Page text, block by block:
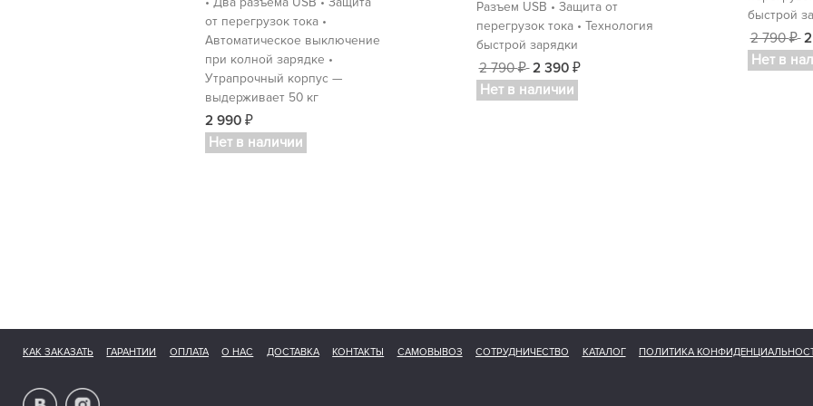
от перегрузок тока •
Автоматическое выключение
при колной зарядке •
Утрапрочный корпус —
выдерживает 50 кг
2 990 ₽
Нет в наличии
Разъем USB • Защита от
перегрузок тока • Технология
быстрой зарядки
2 790₽ 2 390 ₽
Нет в наличии
быстрой
2 790₽
Нет в
КАК ЗАКАЗАТЬ ГАРАНТИИ ОПЛАТА О НАС ДОСТАВКА КОНТАКТЫ САМОВЫВОЗ СОТРУДНИЧЕСТВО КАТАЛОГ ПОЛИТИКА